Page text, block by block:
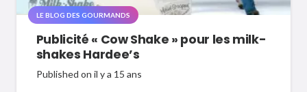
LE BLOG DES GOURMANDS
Publicité « Cow Shake » pour les milk-
shakes Hardee’s
Published on il y a 15 ans